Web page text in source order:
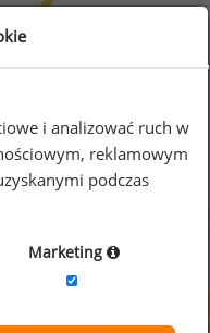
klubów fitness
i analizować ruch w
reklamowym
podczas
Marketing